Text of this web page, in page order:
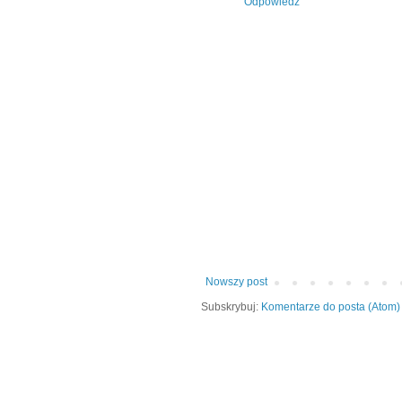
Nowszy post
Subskrybuj: Komentarze do posta (Atom)